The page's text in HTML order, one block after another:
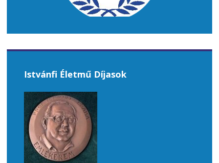
Istvánfi Életmű Díjasok